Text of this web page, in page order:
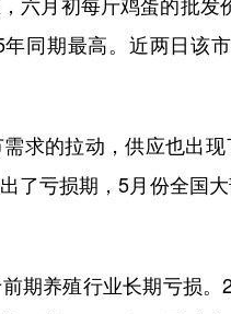
六月初每斤鸡蛋的批发
同期最高。近两日该
求的拉动，供应也出
了亏损期，5月份全国
期养殖行业长期亏损